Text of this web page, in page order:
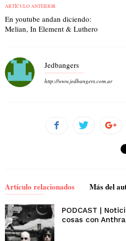
ARTÍCULO ANTERIOR
En youtube andan diciendo:
Melian, In Element & Luthero
Jedbangers
http://www.jedbangers.com.ar
Artículo relacionados Más del
PODCAST |
cosas con